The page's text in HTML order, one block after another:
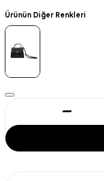
Ürünün Diğer Renkleri